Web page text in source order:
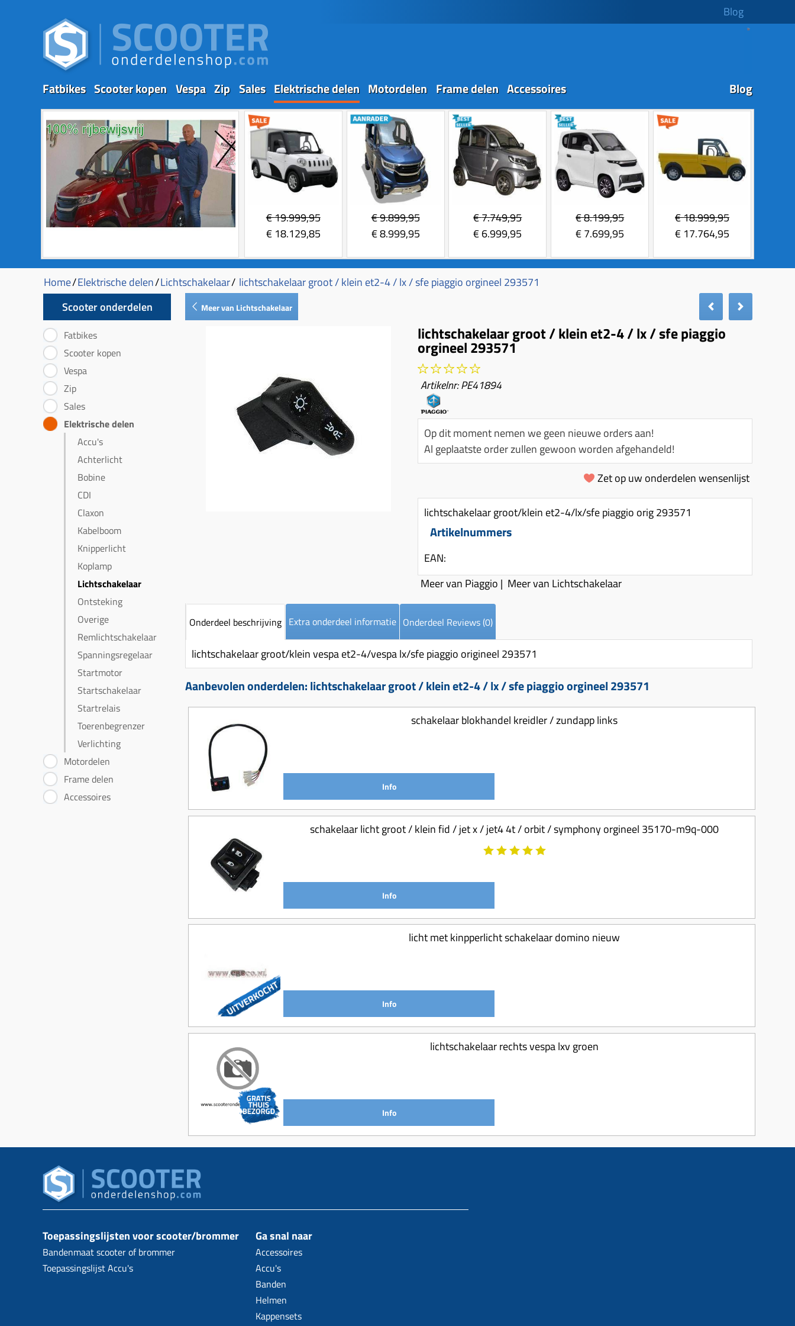
Blog
Fatbikes Scooter kopen Vespa Zip Sales Elektrische delen Motordelen Frame delen Accessoires Blog
€19.999,95
€ 18.129,85
€9.899,95
€8.999,95
€7.749,95
€6.999,95
€8.199,95
€7.699,95
€18.999,95
€ 17.764,95
Home/Elektrische delen/Lichtschakelaar/ lichtschakelaar groot / klein et2-4 / lx / sfe piaggio orgineel 293571
Scooter onderdelen
Fatbikes
Scooter kopen
Vespa
Zip
Sales
Elektrische delen
Accu's
Achterlicht
Bobine
CDI
Claxon
Kabelboom
Knipperlicht
Koplamp
Lichtschakelaar
Ontsteking
Overige
Remlichtschakelaar
Spanningsregelaar
Startmotor
Startschakelaar
Startrelais
Toerenbegrenzer
Verlichting
Motordelen
Frame delen
Accessoires
Meer van Lichtschakelaar
lichtschakelaar groot / klein et2-4 / lx / sfe piaggio
orgineel 293571
Artikelnr:PE41894
Op dit moment nemen we geen nieuwe orders aan!
Al geplaatste order zullen gewoon worden afgehandeld!
Zet op uw onderdelen wensenlijst
lichtschakelaar groot/klein et2-4/lx/sfe piaggio orig 293571
Artikelnummers
EAN:
Meer van Piaggio | Meer van Lichtschakelaar
Onderdeel beschrijving Extra onderdeel informatie Onderdeel Reviews (0)
lichtschakelaar groot/klein vespa et2-4/vespa lx/sfe piaggio origineel 293571
Aanbevolen onderdelen: lichtschakelaar groot / klein et2-4 / lx / sfe piaggio orgineel 293571
schakelaar blokhandel kreidler / zundapp links
Info
schakelaar licht groot / klein fid / jet x / jet4 4t / orbit / symphony orgineel 35170-m9q-000
Info
licht met kinpperlicht schakelaar domino nieuw
Info
lichtschakelaar rechts vespa lxv groen
Info
Toepassingslijsten voor scooter/brommer
Bandenmaat scooter of brommer
Toepassingslijst Accu's
Ga snal naar
Accessoires
Accu's
Banden
Helmen
Kappensets